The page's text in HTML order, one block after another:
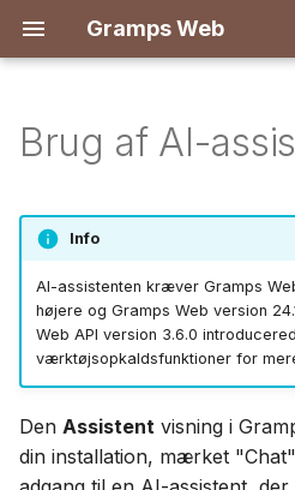
Gramps Web
g
n
i
Funktioner
Kom godt i gang
Prøv lokalt
Installation og udrulning
Serveradministration
Introduktion
Opret ejerkonto
Importér data
Eksportér data
Administrationsindstillinger
Registrering
Første login
Søgning
Stamtræ
Tidslinje
Kort
Tilføj mediefiler
Tag personer i billeder
Brug bloggen
Administrer opgaver
Rediger i stamtræet
Oversigt
DNA-matches
Kromosombrowser
Y-DNA
Rapporter
Bogmærker
Historik
Revisionshistorik
Sådan fungerer det
Hvad du kan spørge om
Tips til at stille spørgsmål
Brugerindstillinger
Tastaturgenveje
Notifikationer
Oversigt
Backend
Frontend
Brug af AI-
Info
AI-assistenten kræver Gramps
højere og Gramps Web version
Web API version 3.6.0
værktøjsopkaldsfunktioner for
Den Assistent visning i
din installation, mærket